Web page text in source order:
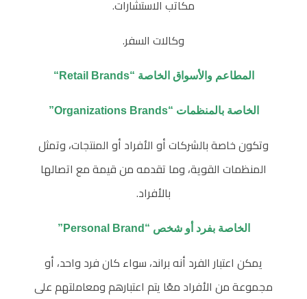
مكاتب الاستشارات.
وكالات السفر.
المطاعم والأسواق الخاصة “Retail Brands“
الخاصة بالمنظمات “Organizations Brands”
وتكون خاصة بالشركات أو الأفراد أو المنتجات، وتمثل
المنظمات القوية، وما تقدمه من قيمة مع اتصالها
بالأفراد.
الخاصة بفرد أو شخص “Personal Brand”
يمكن اعتبار الفرد أنه براند، سواء كان فرد واحد، أو
مجموعة من الأفراد معًا يتم اعتبارهم ومعاملتهم على